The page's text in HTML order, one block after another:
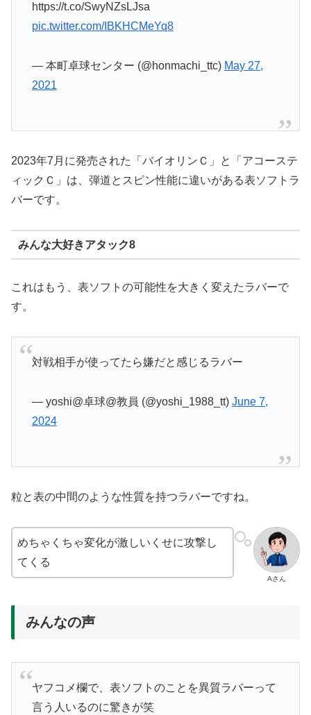
https://t.co/SwyNZsLJsa
pic.twitter.com/IBKHCMeYq8
— 本町卓球センター (@honmachi_ttc) May 27,
2021
2023年7月に発売された「バイオリンＣ」と「アコーステ
ィックＣ」は、弾道とスピン性能に違いがある表ソフトラ
バーです。
みんな大好きアタック8
これはもう、表ソフトの可能性を大きく変えたラバーで
す。
対戦相手が使ってたら嫌だと感じるラバー
— yoshi@卓球@教員 (@yoshi_1988_tt) June 7,
2024
粒と表の中間のような性質を持つラバーですね。
Aさん
めちゃくちゃ変化が激しいくせに攻撃し
てくる
みんなの声
ヤフコメ欄で、表ソフトのことを異質ラバーって
言う人いるのに驚きが笑